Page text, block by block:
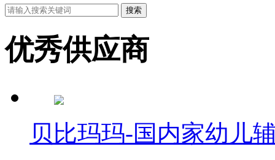
搜索
优秀供应商
贝比玛玛-国内家幼儿